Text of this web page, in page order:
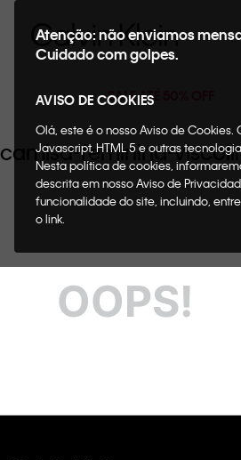
SALE ATÉ 50% OFF
Atenção: não enviamos
Cuidado com golpes.
AVISO DE COOKIES
Olá, este é o nosso Aviso de
Javascript, HTML 5 e outras
Nesta política de cookies,
descrita em nosso Aviso de
funcionalidade do site, incluindo,
o link.
camisa-feminina-
OOPS!